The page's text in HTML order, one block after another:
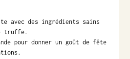
avec des ingrédients sains
truffe.
pour donner un goût de fête